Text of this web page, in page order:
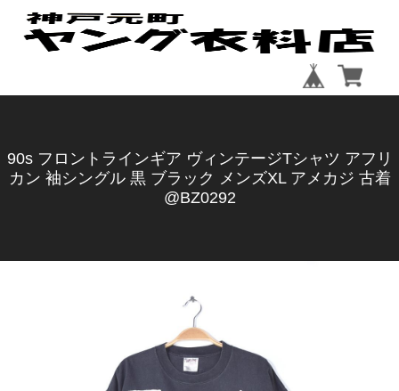
90s フロントラインギア ヴィンテージTシャツ アフリ
カン 袖シングル 黒 ブラック メンズXL アメカジ 古着
@BZ0292